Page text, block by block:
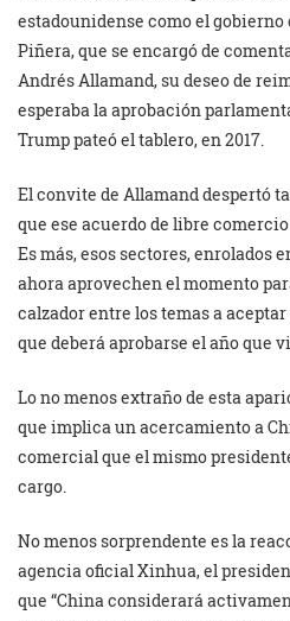
estadounidense como el
Piñera, que se encargó de
Andrés Allamand, su deseo de
esperaba la aprobación
Trump pateó el tablero, en 2017.
El convite de Allamand despertó
que ese acuerdo de libre
Es más, esos sectores, enrolados
ahora aprovechen el momento
calzador entre los temas a
que deberá aprobarse el año que
Lo no menos extraño de esta
que implica un acercamiento a
comercial que el mismo
cargo.
No menos sorprendente es la
agencia oficial Xinhua, el
que “China considerará